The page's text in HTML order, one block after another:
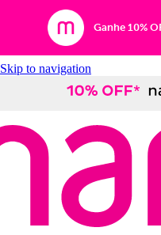
Ganhe 10%
Skip to navigation